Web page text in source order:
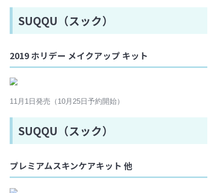
SUQQU（スック）
2019 ホリデー メイクアップ キット
11月1日発売（10月25日予約開始）
SUQQU（スック）
プレミアムスキンケアキット 他